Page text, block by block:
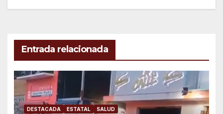
Entrada relacionada
DESTACADA ESTATAL SALUD